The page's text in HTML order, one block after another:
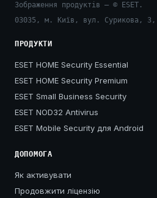
Зображення продуктів — © ESET.
03035, м. Київ, вул. Сурикова,
ПРОДУКТИ
ESET HOME Security Essential
ESET HOME Security Premium
ESET Small Business Security
ESET NOD32 Antivirus
ESET Mobile Security для Android
ДОПОМОГА
Як активувати
Продовжити ліцензію